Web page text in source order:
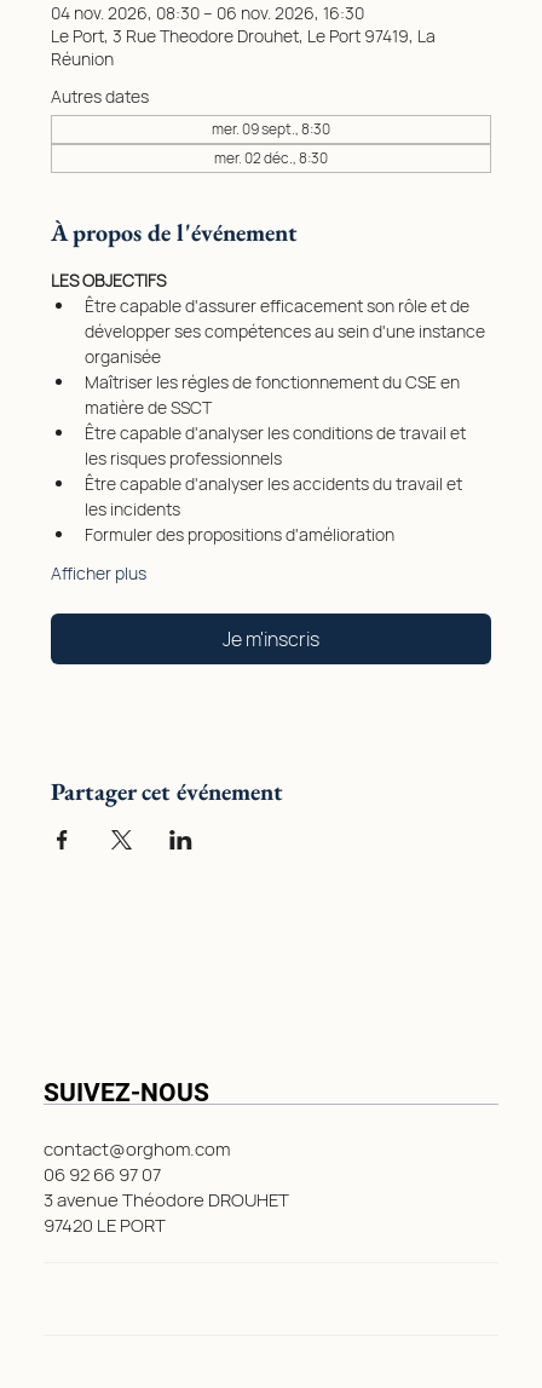
04 nov. 2026, 08:30 – 06 nov. 2026, 16:30
Le Port, 3 Rue Theodore Drouhet, Le Port 97419, La
Réunion
Autres dates
mer. 09 sept., 8:30
mer. 02 déc., 8:30
À propos de l'événement
LES OBJECTIFS
Être capable d'assurer efficacement son rôle et de
développer ses compétences au sein d'une instance
organisée
Maîtriser les régles de fonctionnement du CSE en
matière de SSCT
Être capable d'analyser les conditions de travail et
les risques professionnels
Être capable d'analyser les accidents du travail et
les incidents
Formuler des propositions d'amélioration
Afficher plus
Je m'inscris
Partager cet événement
contact@orghom.com
06 92 66 97 07
3 avenue Théodore DROUHET
97420 LE PORT
SUIVEZ-NOUS